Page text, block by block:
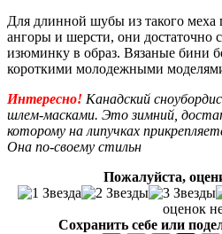
Для длинной шубы из такого меха
ангоры и шерсти, они достаточно
изюминку в образ. Вязаные бини
короткими молодежными
Интересно! Канадский
шлем-масками. Это зимний,
которому на липучках
Она по-своему стильн
Пожалуйста,
оценок
Сохранить себе или